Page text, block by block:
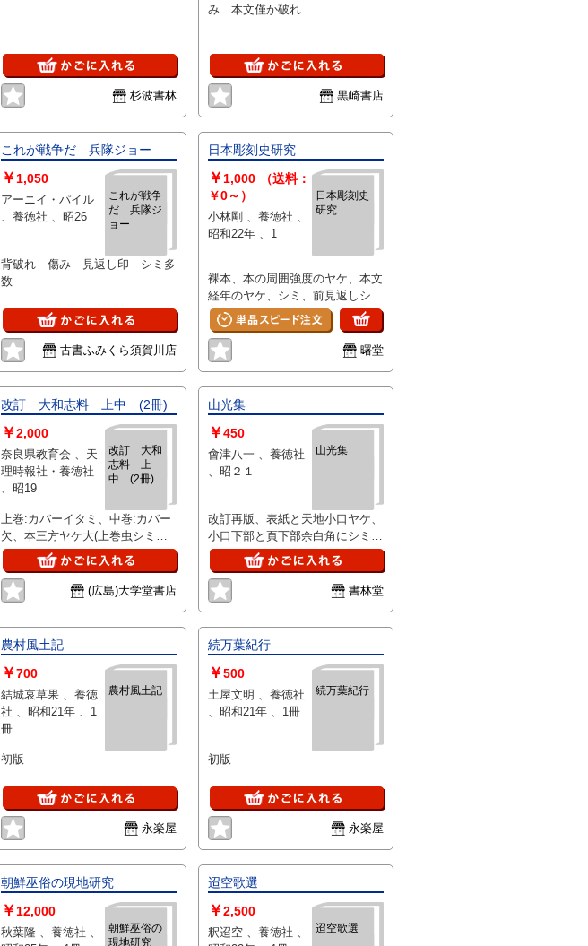
杉波書林
み 本文僅か破れ
黒崎書店
これが戦争だ 兵隊ジョー
これが戦争
だ 兵隊ジ
ョー
￥1,050
アーニイ・パイル
、養徳社 、昭26
背破れ 傷み 見返し印 シミ多
数
古書ふみくら須賀川店
日本彫刻史研究
日本彫刻史
研究
￥1,000
（送料：
￥0～）
小林剛 、養徳社 、
昭和22年 、1
裸本、本の周囲強度のヤケ、本文
経年のヤケ、シミ、前見返しシー
ル剥がし跡あり
曙堂
改訂 大和志料 上中 (2冊)
改訂 大和
志料 上
中 (2冊)
￥2,000
奈良県教育会 、天
理時報社・養徳社
、昭19
上巻:カバーイタミ、中巻:カバー
欠、本三方ヤケ大(上巻虫シミ
有)、中巻は表紙フチや背上下ス
レ・溝少切れ目
(広島)大学堂書店
山光集
山光集
￥450
會津八一 、養徳社
、昭２１
改訂再版、表紙と天地小口ヤケ、
小口下部と頁下部余白角にシミ、
カバーなし
書林堂
農村風土記
農村風土記
￥700
結城哀草果 、養徳
社 、昭和21年 、1
冊
初版
永楽屋
続万葉紀行
続万葉紀行
￥500
土屋文明 、養徳社
、昭和21年 、1冊
初版
永楽屋
朝鮮巫俗の現地研究
朝鮮巫俗の
現地研究
￥12,000
秋葉隆 、養徳社 、
迢空歌選
迢空歌選
￥2,500
釈迢空 、養徳社 、